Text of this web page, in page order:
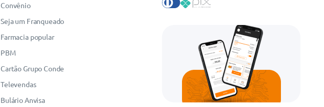
Convênio
Seja um Franqueado
Farmacia popular
PBM
Cartão Grupo Conde
Televendas
Bulário Anvisa